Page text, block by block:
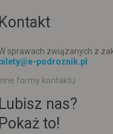
sprawach związanych z
podroznik.pl
formy kontaktu
nas?
to!